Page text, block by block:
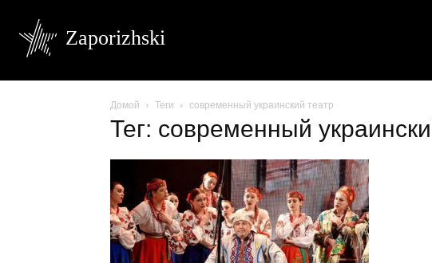
Zaporizhski
Домой Теги современный украинский театр
Тег: современный